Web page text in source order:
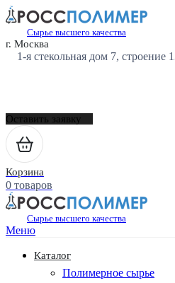
Сырье высшего качества
г. Москва
1-я стекольная дом 7, строение
Оставить заявку
Корзина
0 товаров
Сырье высшего качества
Меню
Каталог
Полимерное сырье